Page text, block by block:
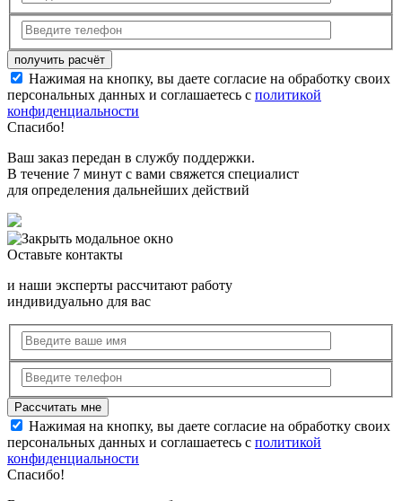
Нажимая на кнопку, вы даете согласие на обработку своих
персональных данных и соглашаетесь с политикой
конфиденциальности
Спасибо!
Ваш заказ передан в службу поддержки.
В течение 7 минут с вами свяжется специалист
для определения дальнейших действий
Оставьте контакты
и наши эксперты рассчитают работу
индивидуально для вас
Нажимая на кнопку, вы даете согласие на обработку своих
персональных данных и соглашаетесь с политикой
конфиденциальности
Спасибо!